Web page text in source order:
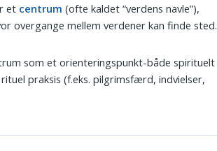
et centrum (ofte kaldet “verdens navle”),
overgange mellem verdener kan finde sted.
som et orienteringspunkt-både spirituelt
praksis (f.eks. pilgrimsfærd, indvielser,